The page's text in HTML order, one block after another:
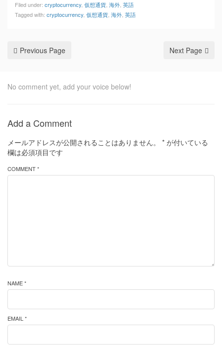
Filed under: cryptocurrency 仮想通貨 海外 英語
Tagged with: cryptocurrency 仮想通貨 海外 英語
Previous Page Next Page
No comment yet, add your voice below!
Add a Comment
メールアドレスが公開されることはありません。 * が付いている
欄は必須項目です
COMMENT *
NAME *
EMAIL *